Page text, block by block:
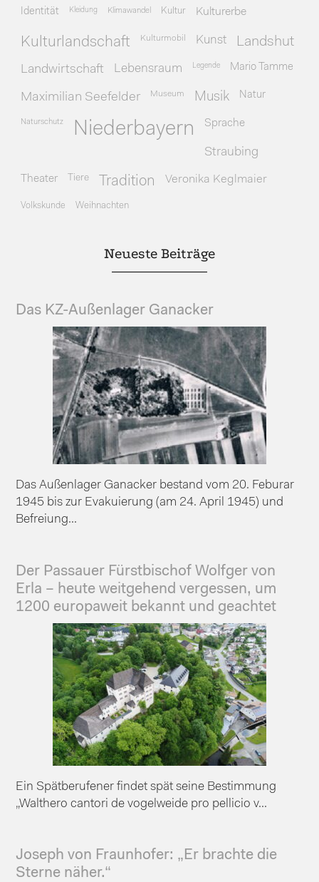
Identität Kleidung Klimawandel Kultur Kulturerbe
Kulturlandschaft Kulturmobil Kunst Landshut
Landwirtschaft Lebensraum Legende Mario Tamme
Maximilian Seefelder Museum Musik Natur
Naturschutz Niederbayern Sprache
Straubing
Theater Tiere Tradition Veronika Keglmaier
Volkskunde Weihnachten
Neueste Beiträge
Das KZ-Außenlager Ganacker
Das Außenlager Ganacker bestand vom 20. Feburar
1945 bis zur Evakuierung (am 24. April 1945) und
Befreiung...
Der Passauer Fürstbischof Wolfger von
Erla – heute weitgehend vergessen, um
1200 europaweit bekannt und geachtet
Ein Spätberufener findet spät seine Bestimmung
„Walthero cantori de vogelweide pro pellicio v...
Joseph von Fraunhofer: „Er brachte die
Sterne näher.“